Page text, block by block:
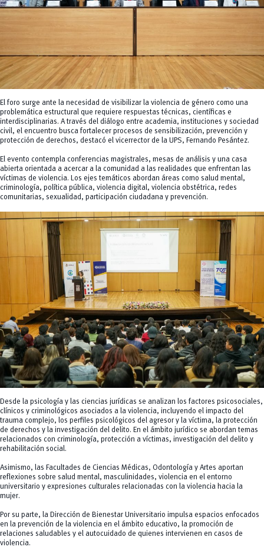
El foro surge ante la necesidad de visibilizar la violencia de género como una
problemática estructural que requiere respuestas técnicas, científicas e
interdisciplinarias. A través del diálogo entre academia, instituciones y sociedad
civil, el encuentro busca fortalecer procesos de sensibilización, prevención y
protección de derechos, destacó el vicerrector de la UPS, Fernando Pesántez.
El evento contempla conferencias magistrales, mesas de análisis y una casa
abierta orientada a acercar a la comunidad a las realidades que enfrentan las
víctimas de violencia. Los ejes temáticos abordan áreas como salud mental,
criminología, política pública, violencia digital, violencia obstétrica, redes
comunitarias, sexualidad, participación ciudadana y prevención.
Desde la psicología y las ciencias jurídicas se analizan los factores psicosociales,
clínicos y criminológicos asociados a la violencia, incluyendo el impacto del
trauma complejo, los perfiles psicológicos del agresor y la víctima, la protección
de derechos y la investigación del delito. En el ámbito jurídico se abordan temas
relacionados con criminología, protección a víctimas, investigación del delito y
rehabilitación social.
Asimismo, las Facultades de Ciencias Médicas, Odontología y Artes aportan
reflexiones sobre salud mental, masculinidades, violencia en el entorno
universitario y expresiones culturales relacionadas con la violencia hacia la
mujer.
Por su parte, la Dirección de Bienestar Universitario impulsa espacios enfocados
en la prevención de la violencia en el ámbito educativo, la promoción de
relaciones saludables y el autocuidado de quienes intervienen en casos de
violencia.